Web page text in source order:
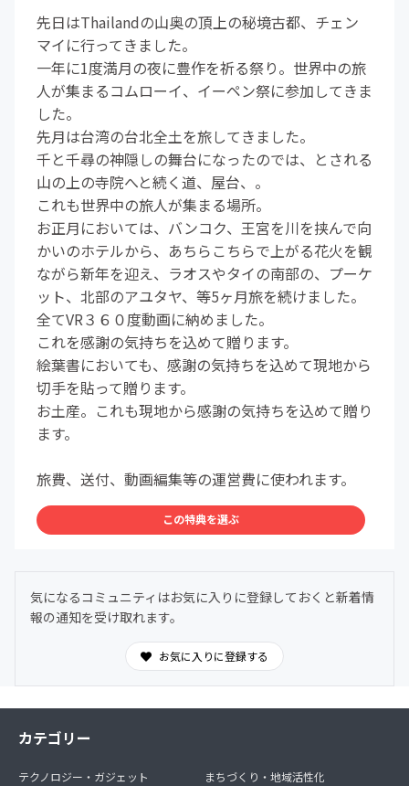
先日はThailandの山奥の頂上の秘境古都、チェン
マイに行ってきました。
一年に1度満月の夜に豊作を祈る祭り。世界中の旅
人が集まるコムローイ、イーペン祭に参加してきま
した。
先月は台湾の台北全土を旅してきました。
千と千尋の神隠しの舞台になったのでは、とされる
山の上の寺院へと続く道、屋台、。
これも世界中の旅人が集まる場所。
お正月においては、バンコク、王宮を川を挟んで向
かいのホテルから、あちらこちらで上がる花火を観
ながら新年を迎え、ラオスやタイの南部の、プーケ
ット、北部のアユタヤ、等5ヶ月旅を続けました。
全てVR３６０度動画に納めました。
これを感謝の気持ちを込めて贈ります。
絵葉書においても、感謝の気持ちを込めて現地から
切手を貼って贈ります。
お土産。これも現地から感謝の気持ちを込めて贈り
ます。
旅費、送付、動画編集等の運営費に使われます。
この特典を選ぶ
気になるコミュニティはお気に入りに登録しておくと新着情
報の通知を受け取れます。
お気に入りに登録する
カテゴリー
テクノロジー・ガジェット
まちづくり・地域活性化